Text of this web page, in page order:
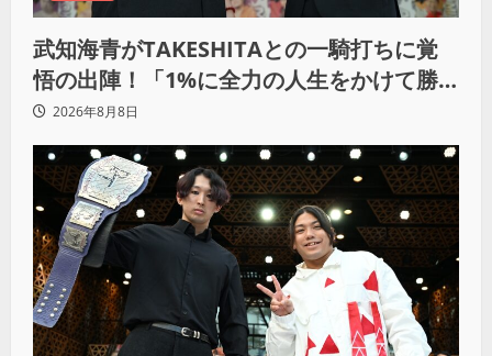
武知海青がTAKESHITAとの一騎打ちに覚
悟の出陣！「1%に全力の人生をかけて勝
ちにいきたい」
2026年8月8日